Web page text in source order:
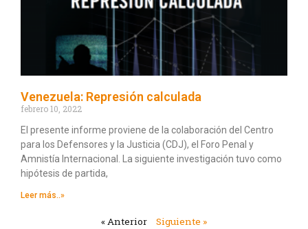
Venezuela: Represión calculada
febrero 10, 2022
El presente informe proviene de la colaboración del Centro
para los Defensores y la Justicia (CDJ), el Foro Penal y
Amnistía Internacional. La siguiente investigación tuvo como
hipótesis de partida,
Leer más..»
« Anterior Siguiente »